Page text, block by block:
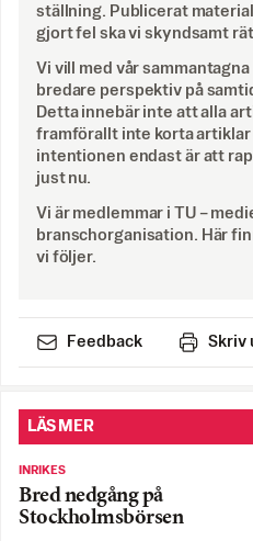
ställning. Publicerat material
gjort fel ska vi skyndsamt
Vi vill med vår
bredare perspektiv på
Detta innebär inte att alla
framförallt inte korta
intentionen endast är att
just nu.
Vi är medlemmar i TU –
branschorganisation. Här
vi följer.
Feedback Skriv
LÄS MER
INRIKES
Bred nedgång på
Stockholmsbörsen